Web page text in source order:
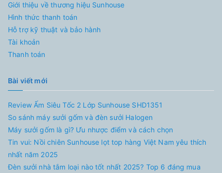
Giới thiệu về thương hiệu Sunhouse
Hình thức thanh toán
Hỗ trợ kỹ thuật và bảo hành
Tài khoản
Thanh toán
Bài viết mới
Review Ấm Siêu Tốc 2 Lớp Sunhouse SHD1351
So sánh máy sưởi gốm và đèn sưởi Halogen
Máy sưởi gốm là gì? Ưu nhược điểm và cách chọn
Tin vui: Nồi chiên Sunhouse lọt top hàng Việt Nam yêu thích
nhất năm 2025
Đèn sưởi nhà tắm loại nào tốt nhất 2025? Top 6 đáng mua